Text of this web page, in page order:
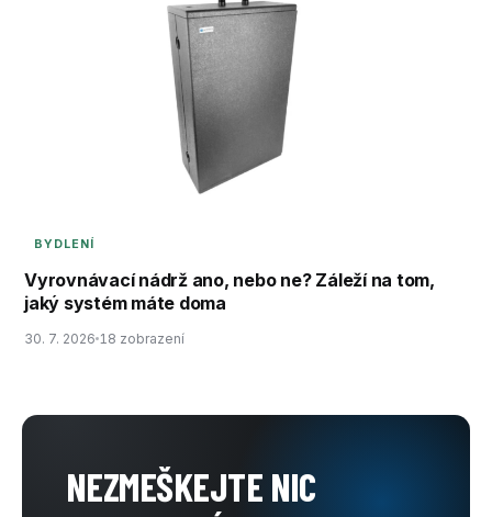
BYDLENÍ
Vyrovnávací nádrž ano, nebo ne? Záleží na tom,
jaký systém máte doma
30. 7. 2026 18 zobrazení
NEZMEŠKEJTE NIC